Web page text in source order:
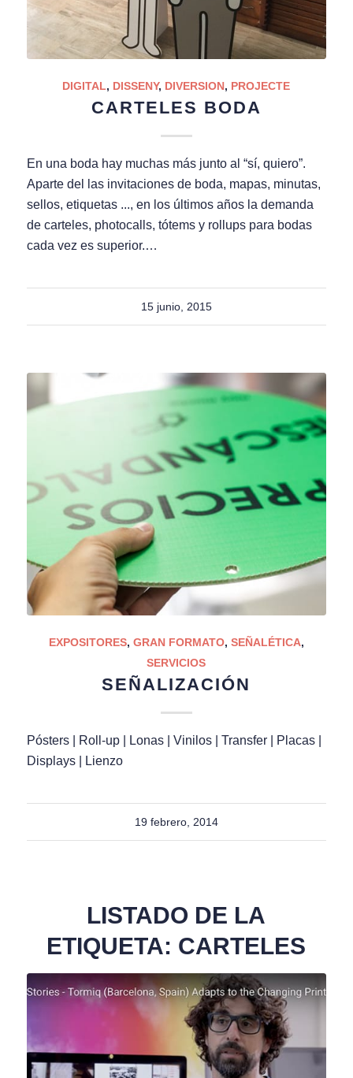
DIGITAL, DISSENY, DIVERSION, PROJECTE
CARTELES BODA
En una boda hay muchas más junto al “sí, quiero”.
Aparte del las invitaciones de boda, mapas, minutas,
sellos, etiquetas ..., en los últimos años la demanda
de carteles, photocalls, tótems y rollups para bodas
cada vez es superior.…
15 junio, 2015
EXPOSITORES, GRAN FORMATO, SEÑALÉTICA,
SERVICIOS
SEÑALIZACIÓN
Pósters | Roll-up | Lonas | Vinilos | Transfer | Placas |
Displays | Lienzo
19 febrero, 2014
LISTADO DE LA
ETIQUETA: CARTELES